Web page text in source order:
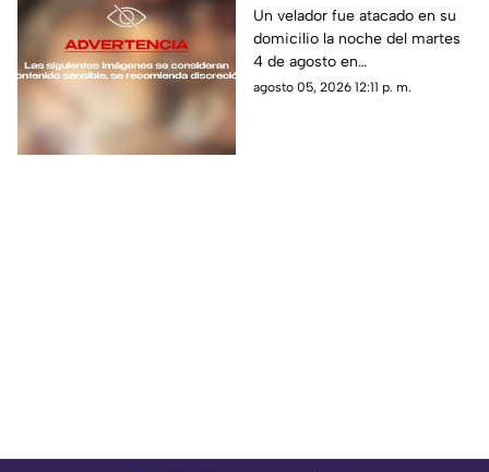
al velador en
Aguascalientes
Un velador fue atacado en su
domicilio la noche del martes
4 de agosto en
Aguascalientes; aquí te
agosto 05, 2026 12:11 p. m.